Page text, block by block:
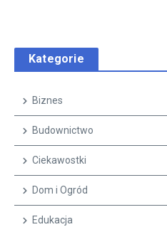
Kategorie
Biznes
Budownictwo
Ciekawostki
Dom i Ogród
Edukacja